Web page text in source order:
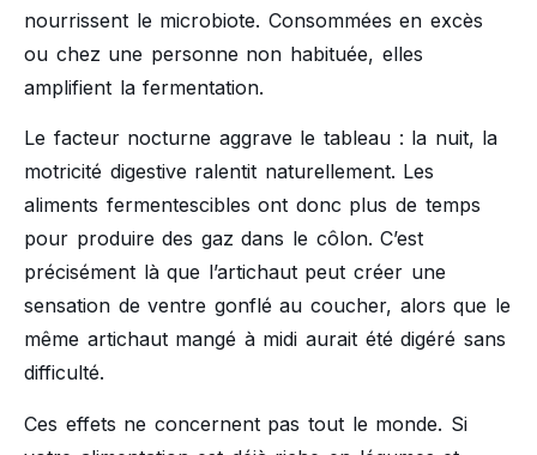
nourrissent le microbiote. Consommées en excès
ou chez une personne non habituée, elles
amplifient la fermentation.
Le facteur nocturne aggrave le tableau : la nuit, la
motricité digestive ralentit naturellement. Les
aliments fermentescibles ont donc plus de temps
pour produire des gaz dans le côlon. C’est
précisément là que l’artichaut peut créer une
sensation de ventre gonflé au coucher, alors que le
même artichaut mangé à midi aurait été digéré sans
difficulté.
Ces effets ne concernent pas tout le monde. Si